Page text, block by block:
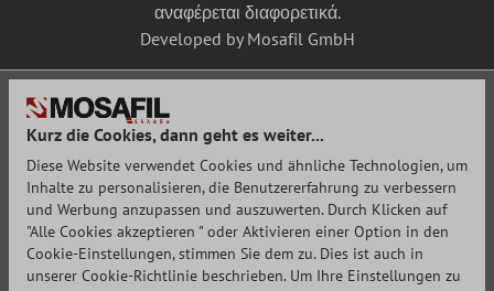
αναφέρεται διαφορετικά.
Developed by Mosafil GmbH
Kurz die Cookies, dann geht es weiter...
Diese Website verwendet Cookies und ähnliche Technologien, um
Inhalte zu personalisieren, die Benutzererfahrung zu verbessern
und Werbung anzupassen und auszuwerten. Durch Klicken auf
"Alle Cookies akzeptieren " oder Aktivieren einer Option in den
Cookie-Einstellungen, stimmen Sie dem zu. Dies ist auch in
unserer Cookie-Richtlinie beschrieben. Um Ihre Einstellungen zu